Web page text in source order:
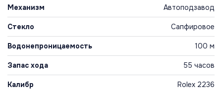
Механизм Автоподзавод
Стекло Сапфировое
Водонепроницаемость 100 м
Запас хода 55 часов
Калибр Rolex 2236